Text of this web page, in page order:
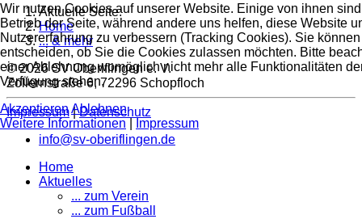
Aktuelle Seite:
Home
... & mehr
© 2026 SV Oberiflingen e. V.
Zollernstraße 6, 72296 Schopfloch
Impressum|Datenschutz
info@sv-oberiflingen.de
Home
Aktuelles
... zum Verein
... zum Fußball
Wir nutzen Cookies auf unserer Website. Einige von ihnen
Betrieb der Seite, während andere uns helfen, diese Website
Nutzererfahrung zu verbessern (Tracking Cookies). Sie
entscheiden, ob Sie die Cookies zulassen möchten. Bitte
einer Ablehnung womöglich nicht mehr alle Funktionalitäten
Verfügung stehen.
AkzeptierenAblehnen
Weitere Informationen
Impressum